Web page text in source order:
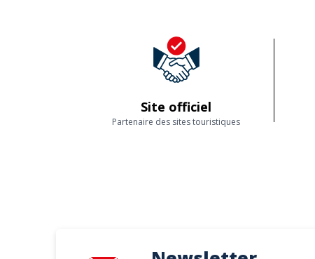
Site officiel
Partenaire des sites touristiques